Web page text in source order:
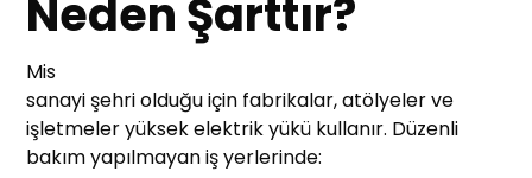
Neden Şarttır?
Mis
sanayi şehri olduğu için fabrikalar, atölyeler ve
işletmeler yüksek elektrik yükü kullanır. Düzenli
bakım yapılmayan iş yerlerinde: